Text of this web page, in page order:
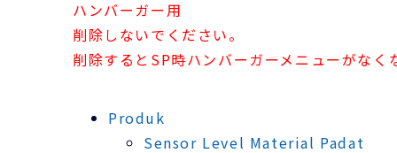
ハンバーガー用
削除しないでください。
削除するとSP時ハンバーガーメニューがなく
Produk
Sensor Level Material Padat